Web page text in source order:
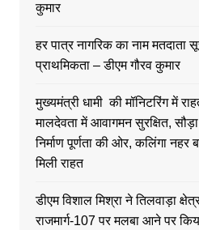
कुमार
हर पात्र नागरिक का नाम मतदाता
प्राथमिकता – डीएम गौरव कुमार
मुख्यमंत्री धामी की मॉनिटरिंग में
मालदेवता में आवागमन सुरक्षित, सौड़ा
निर्माण पूर्णता की ओर, कलिंगा नहर
मिली राहत
डीएम विशाल मिश्रा ने तिलवाड़ा
राजमार्ग-107 पर मलबा आने पर